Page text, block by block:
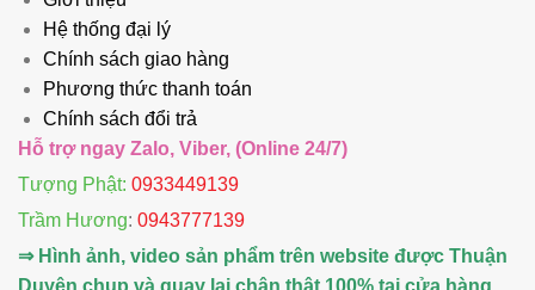
Hệ thống đại lý
Chính sách giao hàng
Phương thức thanh toán
Chính sách đổi trả
Hỗ trợ ngay Zalo, Viber, (Online 24/7)
Tượng Phật: 0933449139
Trầm Hương: 0943777139
⇒ Hình ảnh, video sản phẩm trên website được Thuận